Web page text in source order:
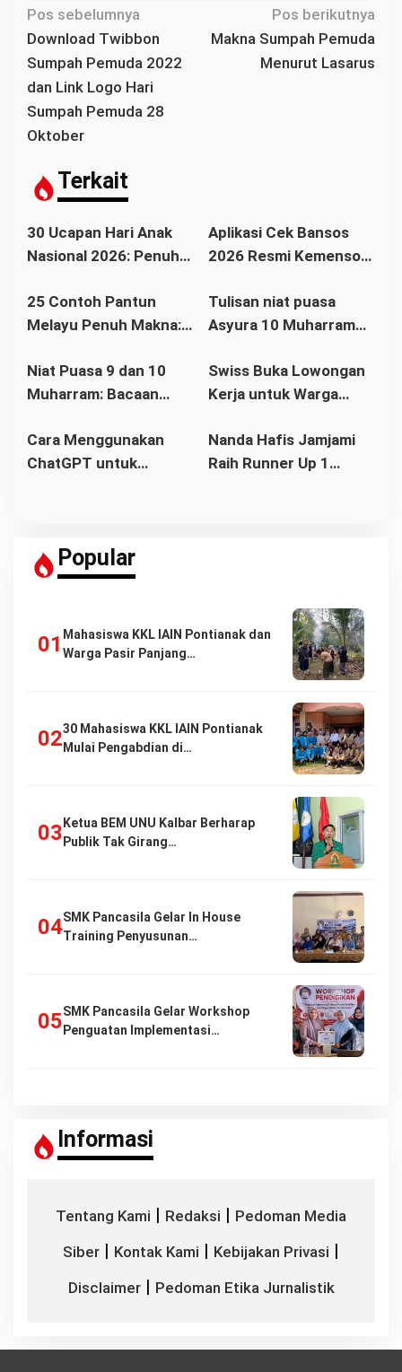
N
a
v
i
g
a
p
o
s
Pos sebelumnya
Download Twibbon
Sumpah Pemuda 2022
dan Link Logo Hari
Sumpah Pemuda 28
Oktober
Pos berikutnya
Makna Sumpah Pemuda
Menurut Lasarus
Terkait
30 Ucapan Hari Anak
Nasional 2026: Penuh
Menyentuh Hati
Aplikasi Cek Bansos
2026 Resmi Kemensos,
Penerima BPNT dan
PKH Lewat HP
25 Contoh Pantun
Melayu Penuh Makna:
Tetap Relevan di Era
Modern
Tulisan niat puasa
Asyura 10 Muharram
Artinya
Niat Puasa 9 dan 10
Muharram: Bacaan
Bahasa Arab, Latin dan
Artinya Lengkap
Swiss Buka Lowongan
Kerja untuk Warga
Cara Menggunakan
ChatGPT untuk
Nanda Hafis Jamjami
Raih Runner Up 1
Popular
Mahasiswa KKL IAIN Pontianak dan
Warga Pasir Panjang…
30 Mahasiswa KKL IAIN Pontianak
Mulai Pengabdian di…
Ketua BEM UNU Kalbar Berharap
Publik Tak Girang…
SMK Pancasila Gelar In House
Training Penyusunan…
SMK Pancasila Gelar Workshop
Penguatan Implementasi…
Informasi
Tentang Kami | Redaksi | Pedoman Media
Siber | Kontak Kami | Kebijakan Privasi |
Disclaimer| Pedoman Etika Jurnalistik